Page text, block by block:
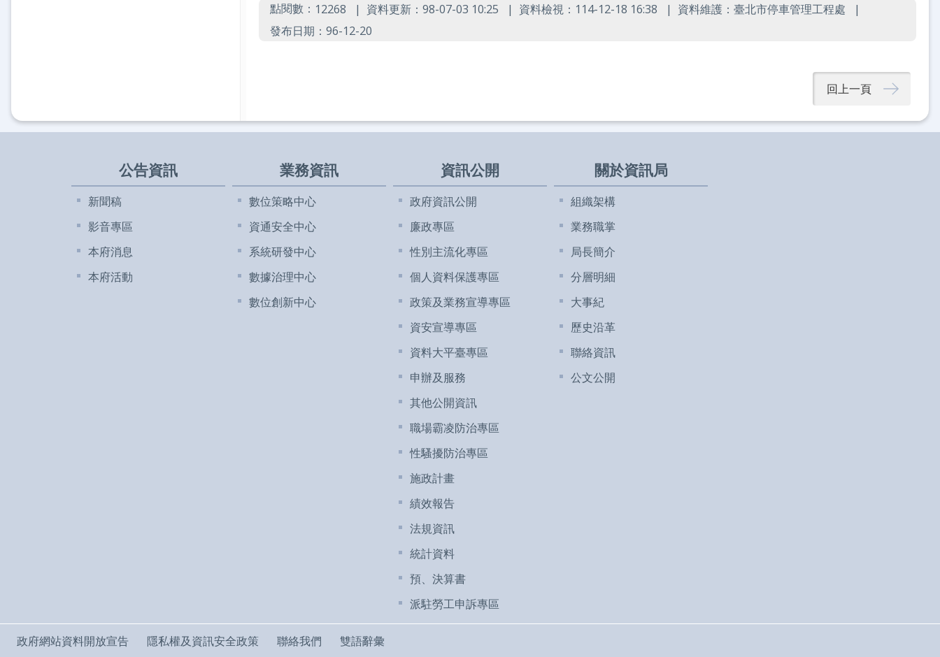
點閱數： 12268 資料更新：98-07-03 10:25 資料檢視：114-12-18 16:38
資料維護：臺北市停車管理工程處
發布日期：96-12-20
回上一頁
公告資訊
新聞稿
影音專區
本府消息
本府活動
業務資訊
數位策略中心
資通安全中心
系統研發中心
數據治理中心
數位創新中心
資訊公開
政府資訊公開
廉政專區
性別主流化專區
個人資料保護專區
政策及業務宣導專區
資安宣導專區
資料大平臺專區
申辦及服務
其他公開資訊
職場霸凌防治專區
性騷擾防治專區
施政計畫
績效報告
法規資訊
統計資料
預、決算書
派駐勞工申訴專區
關於資訊局
組織架構
業務職掌
局長簡介
分層明細
大事紀
歷史沿革
聯絡資訊
公文公開
政府網站資料開放宣告 隱私權及資訊安全政策 聯絡我們 雙語辭彙